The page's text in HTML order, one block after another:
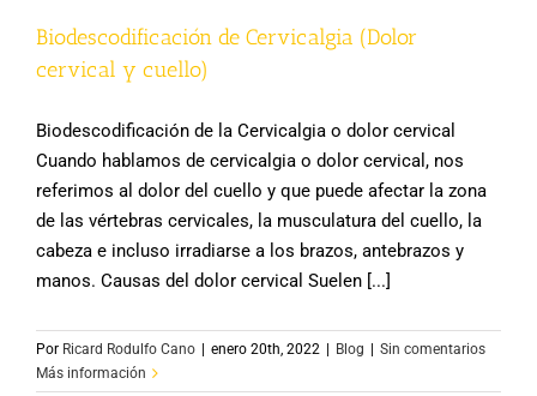
Biodescodificación de Cervicalgia (Dolor
cervical y cuello)
Biodescodificación de la Cervicalgia o dolor cervical
Cuando hablamos de cervicalgia o dolor cervical, nos
referimos al dolor del cuello y que puede afectar la zona
de las vértebras cervicales, la musculatura del cuello, la
cabeza e incluso irradiarse a los brazos, antebrazos y
manos. Causas del dolor cervical Suelen [...]
Por Ricard Rodulfo Cano enero 20th, 2022 Blog
Sin comentarios
Más información